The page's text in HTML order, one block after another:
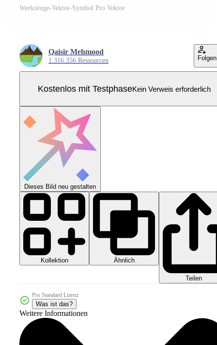
Werkzeuge-Vektor-Symbol Pro Vektor
Qaisir Mehmood
1.316.356 Ressourcen Folgen
Kostenlos mit TestphaseKein Verweis erforderlich
Dieses Bild neu gestalten
Kollektion Ähnlich
Teilen
Pro Standard Lizenz
Was ist das?
Weitere Informationen